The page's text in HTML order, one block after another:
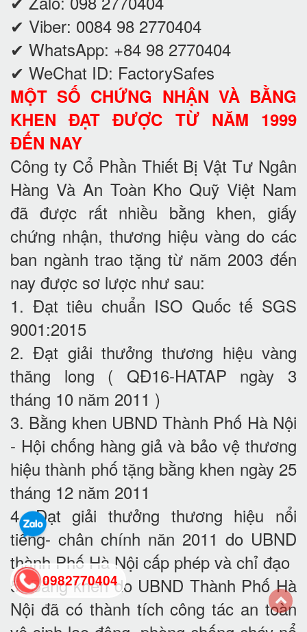
✔ Viber: 0084 98 2770404
✔ WhatsApp: +84 98 2770404
✔ WeChat ID: FactorySafes
MỘT SỐ CHỨNG NHẬN VÀ BẰNG
KHEN ĐẠT ĐƯỢC TỪ NĂM 1999
ĐẾN NAY
Công ty Cổ Phần Thiết Bị Vật Tư Ngân
Hàng Và An Toàn Kho Quỹ Việt Nam
đã được rất nhiều bằng khen, giấy
chứng nhận, thương hiệu vàng do các
ban ngành trao tặng từ năm 2003 đến
nay được sơ lược như sau:
1. Đạt tiêu chuẩn ISO Quốc tế SGS
9001:2015
2. Đạt giải thưởng thương hiệu vàng
thăng long ( QĐ16-HATAP ngày 3
tháng 10 năm 2011 )
3. Bằng khen UBND Thành Phố Hà Nội
- Hội chống hàng giả và bảo vệ thương
hiệu thành phố tặng bằng khen ngày 25
tháng 12 năm 2011
4. Đạt giải thưởng thương hiệu nổi
tiếng- chân chính năn 2011 do UBND
thành Phố Hà Nội cấp phép và chỉ đạo
5. Bằng khen do UBND Thành Phố Hà
Nội đã có thành tích công tác an toàn
0982770404
back